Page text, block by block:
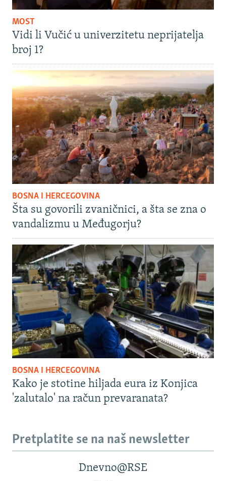
MOST
Vidi li Vučić u univerzitetu neprijatelja
broj 1?
BOSNA I HERCEGOVINA
Šta su govorili zvaničnici, a šta se zna o
vandalizmu u Međugorju?
BOSNA I HERCEGOVINA
Kako je stotine hiljada eura iz Konjica
'zalutalo' na račun prevaranata?
Pretplatite se na naš newsletter
Dnevno@RSE